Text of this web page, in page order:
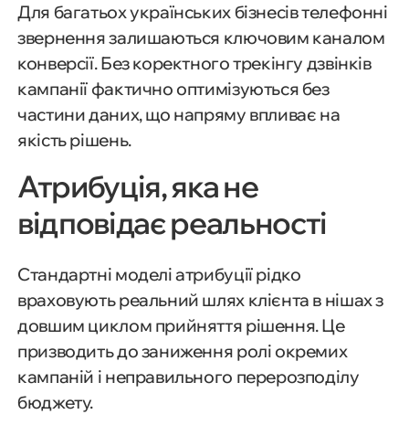
Для багатьох українських бізнесів телефонні
звернення залишаються ключовим каналом
конверсії. Без коректного трекінгу дзвінків
кампанії фактично оптимізуються без
частини даних, що напряму впливає на
якість рішень.
Атрибуція, яка не
відповідає реальності
Стандартні моделі атрибуції рідко
враховують реальний шлях клієнта в нішах з
довшим циклом прийняття рішення. Це
призводить до заниження ролі окремих
кампаній і неправильного перерозподілу
бюджету.